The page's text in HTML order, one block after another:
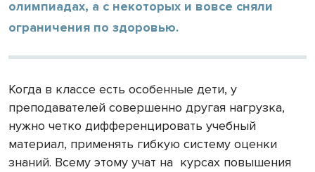
олимпиадах, а с некоторых и вовсе сняли
ограничения по здоровью.
Когда в классе есть особенные дети, у
преподавателей совершенно другая нагрузка,
нужно четко дифференцировать учебный
материал, применять гибкую систему оценки
знаний. Всему этому учат на курсах повышения